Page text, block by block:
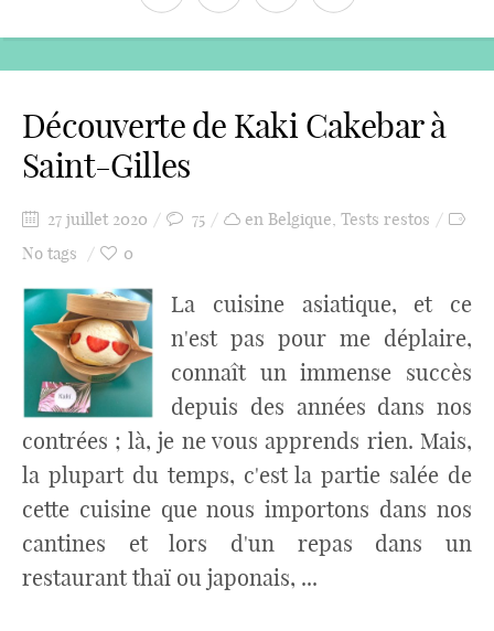
Découverte de Kaki Cakebar à
Saint-Gilles
27 juillet 2020 75 en Belgique, Tests restos
No tags
0
La cuisine asiatique, et ce
n'est pas pour me déplaire,
connaît un immense succès
depuis des années dans nos
contrées ; là, je ne vous apprends rien. Mais,
la plupart du temps, c'est la partie salée de
cette cuisine que nous importons dans nos
cantines et lors d'un repas dans un
restaurant thaï ou japonais, ...